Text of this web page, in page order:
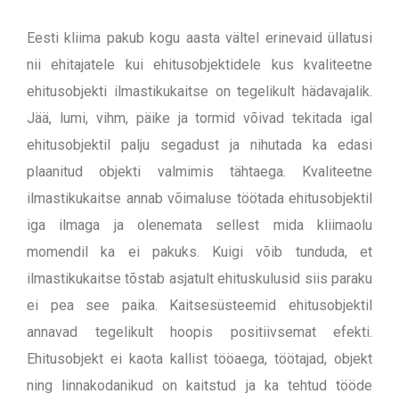
Eesti kliima pakub kogu aasta vältel erinevaid üllatusi
nii ehitajatele kui ehitusobjektidele kus kvaliteetne
ehitusobjekti ilmastikukaitse on tegelikult hädavajalik.
Jää, lumi, vihm, päike ja tormid võivad tekitada igal
ehitusobjektil palju segadust ja nihutada ka edasi
plaanitud objekti valmimis tähtaega. Kvaliteetne
ilmastikukaitse annab võimaluse töötada ehitusobjektil
iga ilmaga ja olenemata sellest mida kliimaolu
momendil ka ei pakuks. Kuigi võib tunduda, et
ilmastikukaitse tõstab asjatult ehituskulusid siis paraku
ei pea see paika. Kaitsesüsteemid ehitusobjektil
annavad tegelikult hoopis positiivsemat efekti.
Ehitusobjekt ei kaota kallist tööaega, töötajad, objekt
ning linnakodanikud on kaitstud ja ka tehtud tööde